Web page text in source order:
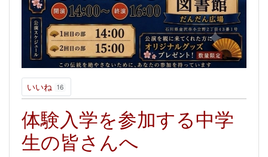
いいね 16
体験入学を参加する中学
生の皆さんへ